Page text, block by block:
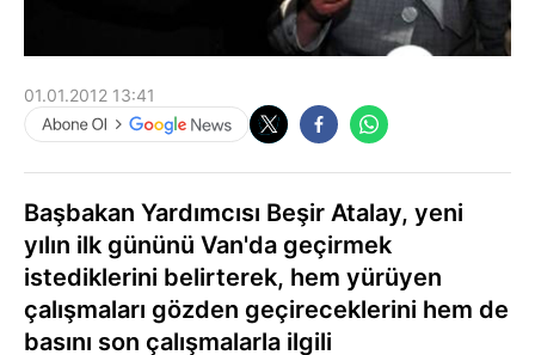
01.01.2012 13:41
Başbakan Yardımcısı Beşir Atalay, yeni
yılın ilk gününü Van'da geçirmek
istediklerini belirterek, hem yürüyen
çalışmaları gözden geçireceklerini hem de
basını son çalışmalarla ilgili